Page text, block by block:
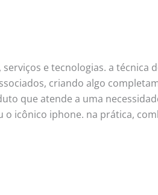
e tecnologias. a técnica
criando algo
que atende a uma
icônico iphone. na prática,